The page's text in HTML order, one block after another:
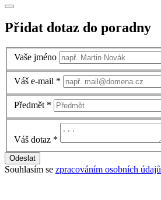
Přidat dotaz do poradny
Vaše jméno
Váš e-mail *
Předmět *
Váš dotaz *
Odeslat
Souhlasím se zpracováním osobních údajů